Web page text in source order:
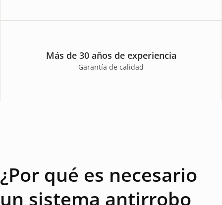
Más de 30 años de experiencia
Garantía de calidad
¿Por qué es necesario
un sistema antirrobo